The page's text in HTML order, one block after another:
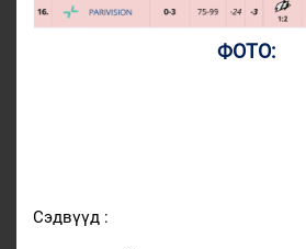
ФОТО:
Сэдвүүд :